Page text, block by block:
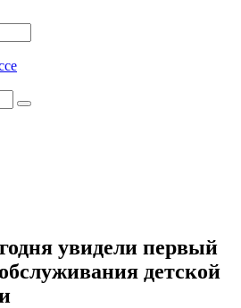
увидели первый
детской